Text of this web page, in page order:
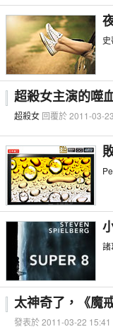
超殺女主演的噬
超殺女回覆於 2011-03-
諸
太神奇了，《魔
發表於 2011-03-22 15:41